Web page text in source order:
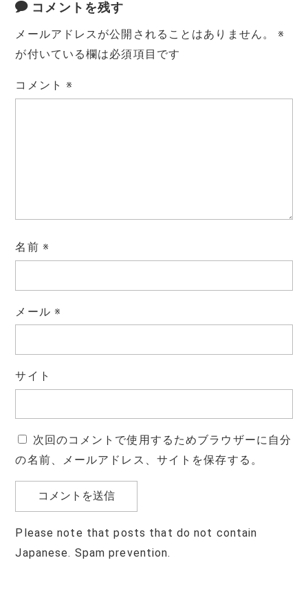
コメントを残す
メールアドレスが公開されることはありません。
※
が付いている欄は必須項目です
コメント※
名前 ※
メール ※
サイト
次回のコメントで使用するためブラウザーに自分
の名前、メールアドレス、サイトを保存する。
Please note that posts that do not contain
Japanese. Spam prevention.